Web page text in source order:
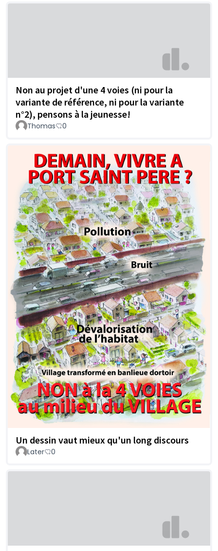
Non au projet d'une 4 voies (ni pour la
variante de référence, ni pour la variante
n°2), pensons à la jeunesse!
Thomas 0
Un dessin vaut mieux qu'un long discours
Later 0